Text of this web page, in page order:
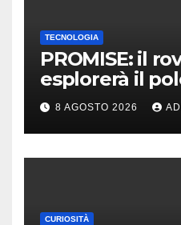
TECNOLOGIA
PROMISE: il
esplorerà il
Cosa
8 AGOSTO 2026
CURIOSITÀ